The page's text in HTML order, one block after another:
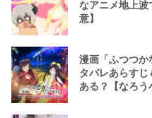
なアニメ地上
意】
漫画「ふつつ
タバレあらす
ある？【なろう